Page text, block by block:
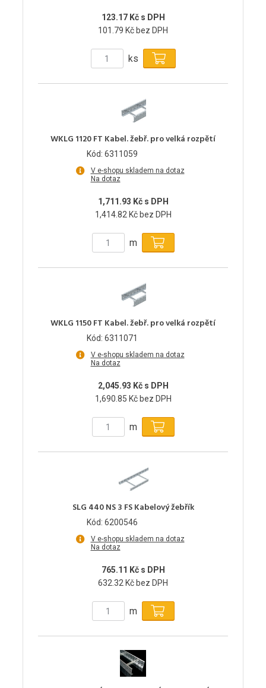
123.17 Kč s DPH
101.79 Kč bez DPH
ks
WKLG 1120 FT Kabel. žebř. pro velká rozpětí
Kód: 6311059
V e-shopu skladem na dotaz
Na dotaz
1,711.93 Kč s DPH
1,414.82 Kč bez DPH
m
WKLG 1150 FT Kabel. žebř. pro velká rozpětí
Kód: 6311071
V e-shopu skladem na dotaz
Na dotaz
2,045.93 Kč s DPH
1,690.85 Kč bez DPH
m
SLG 440 NS 3 FS Kabelový žebřík
Kód: 6200546
V e-shopu skladem na dotaz
Na dotaz
765.11 Kč s DPH
632.32 Kč bez DPH
m